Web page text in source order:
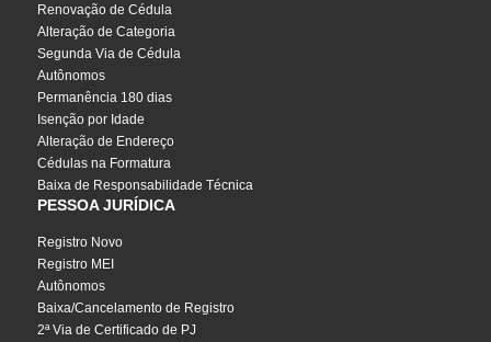
Renovação de Cédula
Alteração de Categoria
Segunda Via de Cédula
Autônomos
Permanência 180 dias
Isenção por Idade
Alteração de Endereço
Cédulas na Formatura
Baixa de Responsabilidade Técnica
PESSOA JURÍDICA
Registro Novo
Registro MEI
Autônomos
Baixa/Cancelamento de Registro
2ª Via de Certificado de PJ